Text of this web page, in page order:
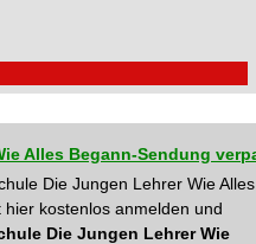
Alles Begann-Sendung
Die Jungen Lehrer Wie Alles
kostenlos anmelden und
Die Jungen Lehrer Wie